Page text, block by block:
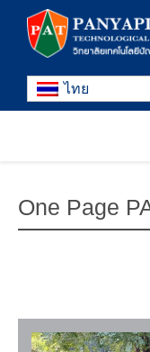
ไทย
One Page